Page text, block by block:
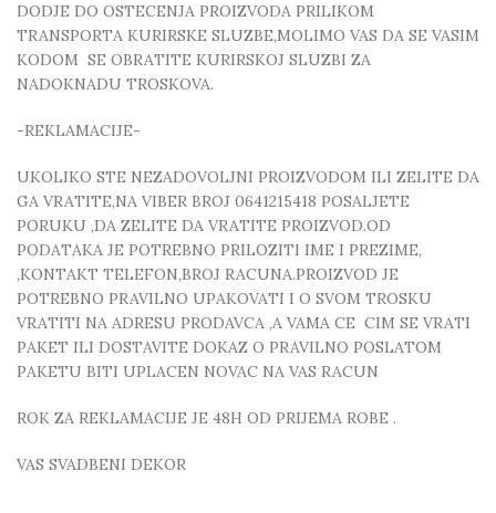
DODJE DO OSTECENJA PROIZVODA PRILIKOM
TRANSPORTA KURIRSKE SLUZBE,MOLIMO VAS DA SE VASIM
KODOM SE OBRATITE KURIRSKOJ SLUZBI ZA
NADOKNADU TROSKOVA.
-REKLAMACIJE-
UKOLIKO STE NEZADOVOLJNI PROIZVODOM ILI ZELITE DA
GA VRATITE,NA VIBER BROJ 0641215418 POSALJETE
PORUKU ,DA ZELITE DA VRATITE PROIZVOD.OD
PODATAKA JE POTREBNO PRILOZITI IME I PREZIME,
,KONTAKT TELEFON,BROJ RACUNA.PROIZVOD JE
POTREBNO PRAVILNO UPAKOVATI I O SVOM TROSKU
VRATITI NA ADRESU PRODAVCA ,A VAMA CE CIM SE VRATI
PAKET ILI DOSTAVITE DOKAZ O PRAVILNO POSLATOM
PAKETU BITI UPLACEN NOVAC NA VAS RACUN
ROK ZA REKLAMACIJE JE 48H OD PRIJEMA ROBE .
VAS SVADBENI DEKOR